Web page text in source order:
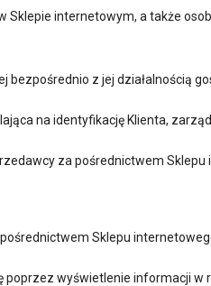
Sklepie internetowym, a także
z jej działalnością
na identyfikację Klienta,
za pośrednictwem Sklepu
Sklepu
wyświetlenie informacji w